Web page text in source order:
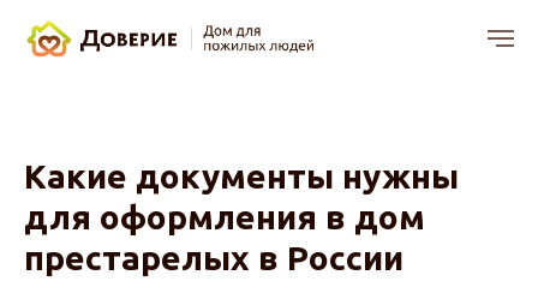
Какие документы нужны
для оформления в дом
престарелых в России